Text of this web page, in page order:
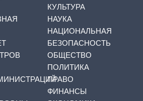
КУЛЬТУРА
НАУКА
НАЦИОНАЛЬНАЯ
БЕЗОПАСНОСТЬ
ОБЩЕСТВО
ПОЛИТИКА
ПРАВО
ФИНАНСЫ